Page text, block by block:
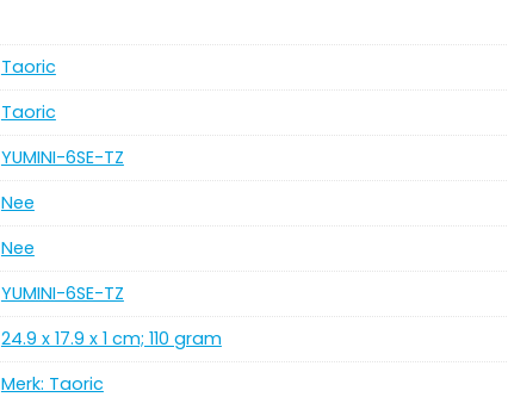
‎Taoric
‎Taoric
‎YUMINI-6SE-TZ
‎Nee
‎Nee
‎YUMINI-6SE-TZ
‎24.9 x 17.9 x 1 cm; 110 gram
Merk: Taoric